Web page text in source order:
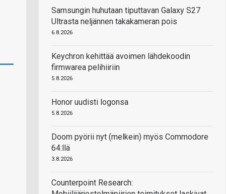
Samsungin huhutaan tiputtavan Galaxy S27
Ultrasta neljännen takakameran pois
6.8.2026
Keychron kehittää avoimen lähdekoodin
firmwarea pelihiiriin
5.8.2026
Honor uudisti logonsa
5.8.2026
Doom pyörii nyt (melkein) myös Commodore
64:llä
3.8.2026
Counterpoint Research: